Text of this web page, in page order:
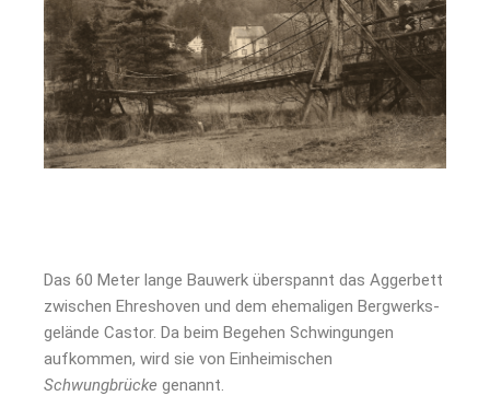
Das 60 Meter lange Bauwerk überspannt das Aggerbett
zwischen Ehreshoven und dem ehemaligen Berg­werks­
gelände Castor. Da beim Begehen Schwingungen
aufkommen, wird sie von Einheimischen
Schwungbrücke genannt.